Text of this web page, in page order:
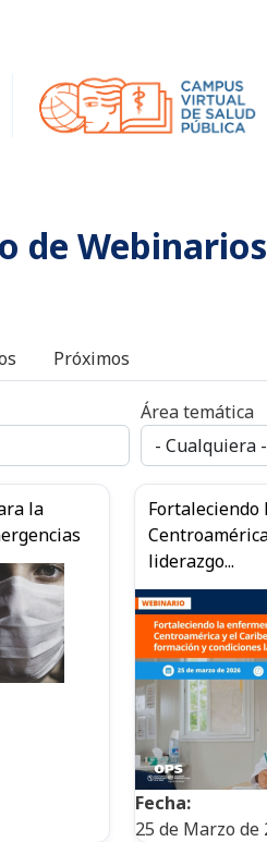
de
Próximos
Área temática
la
liderazgo...
Fecha:
25 de Marzo de